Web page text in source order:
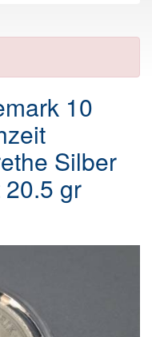
10
Silber
gr